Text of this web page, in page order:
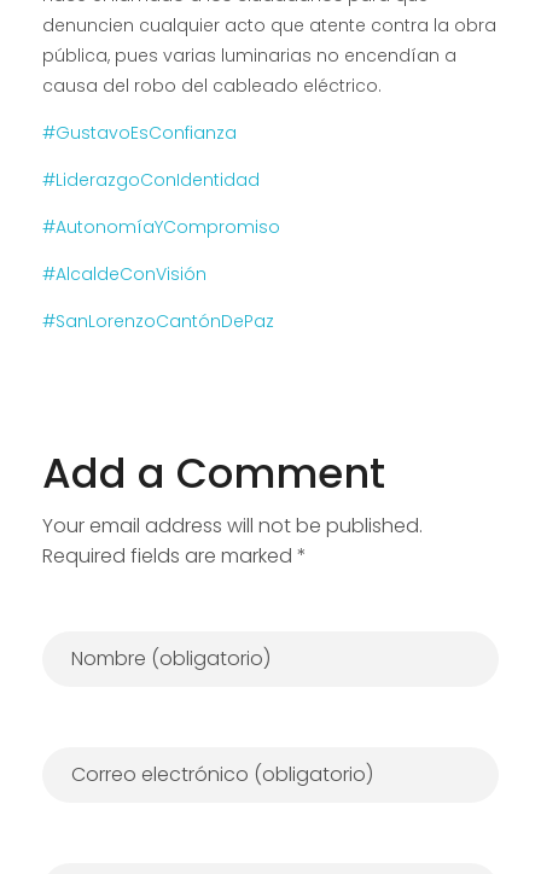
denuncien cualquier acto que atente contra la obra
pública, pues varias luminarias no encendían a
causa del robo del cableado eléctrico.
#GustavoEsConfianza
#LiderazgoConIdentidad
#AutonomíaYCompromiso
#AlcaldeConVisión
#SanLorenzoCantónDePaz
Add a Comment
Your email address will not be published.
Required fields are marked *